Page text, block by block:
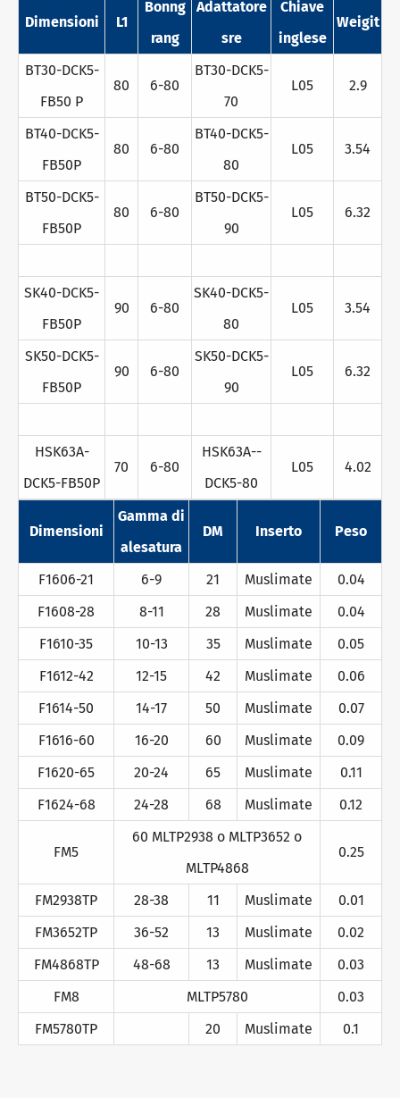
Dimensioni L1
Bonng
rang
Adattatore
sre
Chiave
inglese
Weigit
BT30-DCK5-
FB50 P
80 6-80
BT30-DCK5-
70
L05 2.9
BT40-DCK5-
FB50P
80 6-80
BT40-DCK5-
80
L05 3.54
BT50-DCK5-
FB50P
80 6-80
BT50-DCK5-
90
L05 6.32
SK40-DCK5-
FB50P
90 6-80
SK40-DCK5-
80
L05 3.54
SK50-DCK5-
FB50P
90 6-80
SK50-DCK5-
90
L05 6.32
HSK63A-
DCK5-FB50P
70 6-80
HSK63A--
DCK5-80
L05 4.02
Dimensioni
Gamma di
alesatura
DM Inserto Peso
F1606-21 6-9 21 Muslimate
0.04
F1608-28
8-11 28 Muslimate
0.04
F1610-35
10-13 35 Muslimate
0.05
F1612-42
12-15 42 Muslimate
0.06
F1614-50
14-17 50 Muslimate
0.07
F1616-60
16-20 60 Muslimate
0.09
F1620-65
20-24 65 Muslimate
0.11
F1624-68
24-28 68 Muslimate 0.12
FM5
60 MLTP2938 o MLTP3652 o
MLTP4868
0.25
FM2938TP 28-38 11 Muslimate
0.01
FM3652TP
36-52 13 Muslimate
0.02
FM4868TP
48-68 13 Muslimate
0.03
FM8
MLTP5780
0.03
FM5780TP
20 Muslimate 0.1